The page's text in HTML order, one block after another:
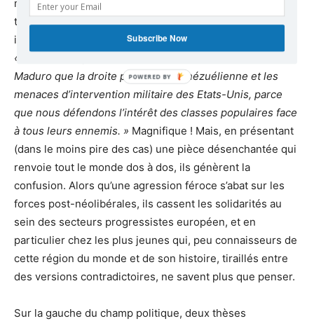
même les plus « purement révolutionnaires » d’entre eux
terminent religieusement chacun de leur article ou
intervention par un vibrant et surtout très confortable
«
Maduro que la droite putschiste vénézuélienne et les
menaces d’intervention militaire des Etats-Unis, parce
que nous défendons l’intérêt des classes populaires face
à tous leurs ennemis. » Magnifique ! Mais, en présentant
(dans le moins pire des cas) une pièce désenchantée qui
renvoie tout le monde dos à dos, ils génèrent la
confusion. Alors qu’une agression féroce s’abat sur les
forces post-néolibérales, ils cassent les solidarités au
sein des secteurs progressistes européen, et en
particulier chez les plus jeunes qui, peu connaisseurs de
cette région du monde et de son histoire, tiraillés entre
des versions contradictoires, ne savent plus que penser.
Sur la gauche du champ politique, deux thèses
Subscribe Now